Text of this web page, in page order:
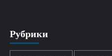
Рубрики